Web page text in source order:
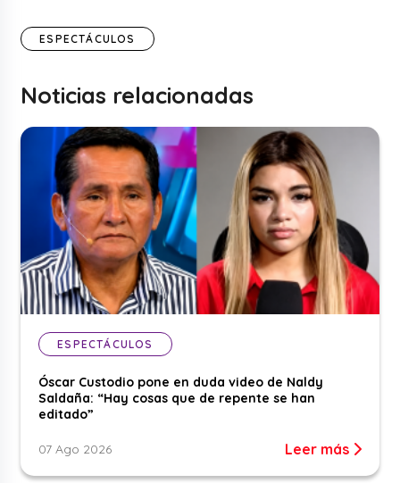
ESPECTÁCULOS
Noticias relacionadas
ESPECTÁCULOS
Óscar Custodio pone en duda video de Naldy
Saldaña: “Hay cosas que de repente se han
editado”
07 Ago 2026 Leer más